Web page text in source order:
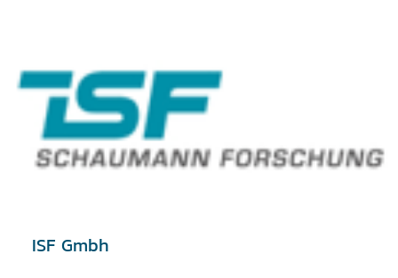
ISF Gmbh